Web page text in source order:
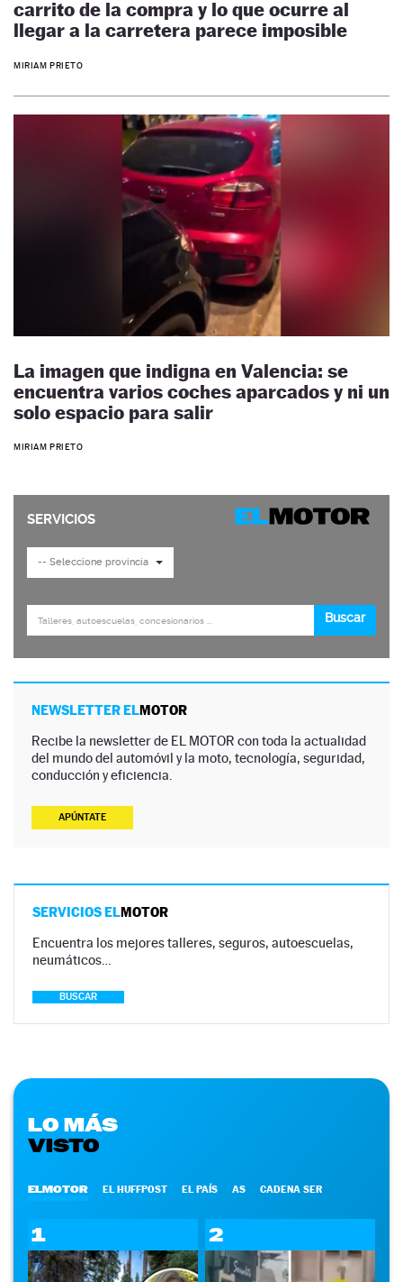
carrito de la compra y lo que ocurre al
llegar a la carretera parece imposible
MIRIAM PRIETO
La imagen que indigna en Valencia: se
encuentra varios coches aparcados y ni un
solo espacio para salir
MIRIAM PRIETO
NEWSLETTER ELMOTOR
Recibe la newsletter de EL MOTOR con toda la actualidad
del mundo del automóvil y la moto, tecnología, seguridad,
conducción y eficiencia.
APÚNTATE
SERVICIOS ELMOTOR
Encuentra los mejores talleres, seguros, autoescuelas,
neumáticos…
BUSCAR
LO MÁS
VISTO
ELMOTOR EL HUFFPOST EL PAÍS AS CADENA SER
1 2